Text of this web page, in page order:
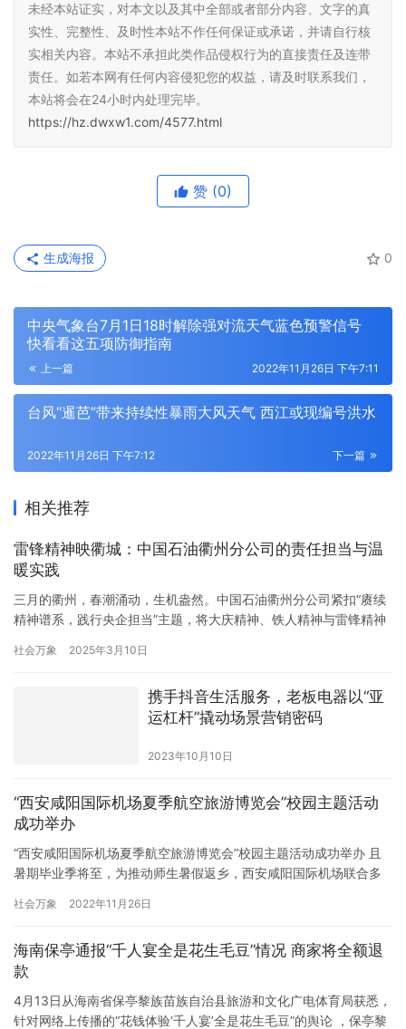
未经本站证实，对本文以及其中全部或者部分内容、文字的真
实性、完整性、及时性本站不作任何保证或承诺，并请自行核
实相关内容。本站不承担此类作品侵权行为的直接责任及连带
责任。如若本网有任何内容侵犯您的权益，请及时联系我们，
本站将会在24小时内处理完毕。
https://hz.dwxw1.com/4577.html
赞 (0)
0
生成海报
中央气象台7月1日18时解除强对流天气蓝色预警信号
快看看这五项防御指南
上一篇 2022年11月26日 下午7:11
台风“暹芭”带来持续性暴雨大风天气 西江或现编号洪水
下一篇
2022年11月26日 下午7:12
相关推荐
雷锋精神映衢城：中国石油衢州分公司的责任担当与温
暖实践
三月的衢州，春潮涌动，生机盎然。中国石油衢州分公司紧扣“赓续
精神谱系，践行央企担当”主题，将大庆精神、铁人精神与雷锋精神
昂奋进的新时代雷锋精神交响曲。从广袤的乡村田野到繁华的城市
践，处处都跃动着石油红与雷锋精神的时代共鸣。 2025年，第62
社会万象 2025年3月10日
携手抖音生活服务，老板电器以“亚
运杠杆”撬动场景营销密码
2023年10月10日
“西安咸阳国际机场夏季航空旅游博览会”校园主题活动
成功举办
“西安咸阳国际机场夏季航空旅游博览会”校园主题活动成功举办 且
暑期毕业季将至，为推动师生暑假返乡，西安咸阳国际机场联合多
安培华学院、Xi安外国语大学、Xi安财经大学、Xi安工程大学等高校
安咸阳国际机场与各高校联合举办才艺展示…
社会万象 2022年11月26日
海南保亭通报“千人宴全是花生毛豆”情况 商家将全额退
款
4月13日从海南省保亭黎族苗族自治县旅游和文化广电体育局获悉，
针对网络上传播的“花钱体验‘千人宴’全是花生毛豆”的舆论 ，保亭黎